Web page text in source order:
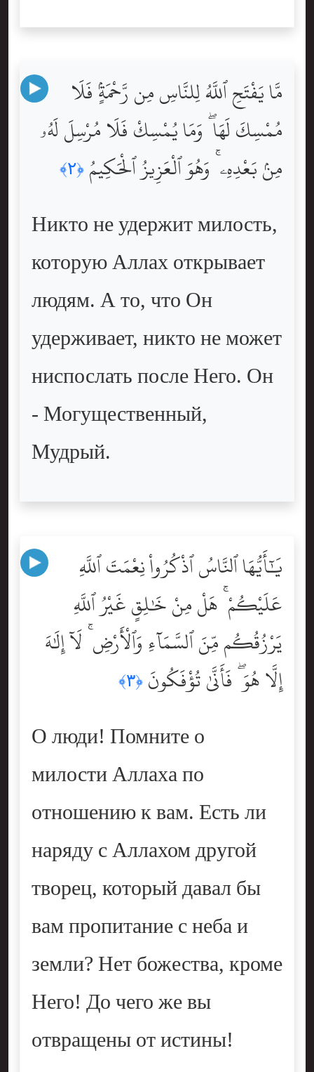
مَّا يَفْتَحِ ٱللَّهُ لِلنَّاسِ مِن رَّحْمَةٍۢ فَلَا
مُمْسِكَ لَهَا ۖ وَمَا يُمْسِكْ فَلَا مُرْسِلَ لَهُۥ
مِنۢ بَعْدِهِۦ ۚ وَهُوَ ٱلْعَزِيزُ ٱلْحَكِيمُ ﴿٢﴾
Никто не удержит милость,
которую Аллах открывает
людям. А то, что Он
удерживает, никто не может
ниспослать после Него. Он
- Могущественный,
Мудрый.
يَٰٓأَيُّهَا ٱلنَّاسُ ٱذْكُرُواْ نِعْمَتَ ٱللَّهِ
عَلَيْكُمْ ۚ هَلْ مِنْ خَٰلِقٍ غَيْرُ ٱللَّهِ
يَرْزُقُكُم مِّنَ ٱلسَّمَآءِ وَٱلْأَرْضِ ۚ لَآ إِلَٰهَ
إِلَّا هُوَ ۖ فَأَنَّىٰ تُؤْفَكُونَ ﴿٣﴾
О люди! Помните о
милости Аллаха по
отношению к вам. Есть ли
наряду с Аллахом другой
творец, который давал бы
вам пропитание с неба и
земли? Нет божества, кроме
Него! До чего же вы
отвращены от истины!